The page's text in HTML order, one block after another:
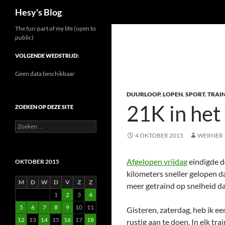
Hesy's Blog
DUURLOOP,LOPEN,SPORT,
21K in het
4 OKTOBER 2015 WERNER
Afgelopen vrijdageindigde
kilometers sneller gelopen
meer getraind op snelheid
Gisteren, zaterdag, heb ik
rustig aan te doen. In elk
The fun-part of my life (open to
public)
VOLGENDE WEDSTRIJD:
Geen data beschikbaar
ZOEKEN OP DEZE SITE
Zoeken
naar:
OKTOBER 2015
M D W D V Z
Z
1
2 3
4
5
6 7 8 9 10
11
12
13 14 15 16 17
18